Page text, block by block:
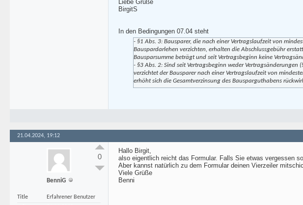
Liebe Grüße
BirgitS
In den Bedingungen 07.04 steht
- §1 Abs. 3: Bausparer, die nach einer Vertragslaufzeit von
Bauspardarlehen verzichten, erhalten die Abschlussgebühr
Bausparsumme beträgt und seit Vertragsbeginn keine
- §3 Abs. 2: Sind seit Vertragsbeginn weder
verzichtet der Bausparer nach einer Vertragslaufzeit von
erhöht sich die Gesamtverzinsung des Bausparguthabens
21.04.2024, 19:12
BenniG
Title
Erfahrener Benutzer
0
Hallo Birgit,
also eigentlich reicht das Formular. Falls Sie etwas vergessen
Aber kannst natürlich zu dem Formular deinen Vierzeiler
Viele Grüße
Benni